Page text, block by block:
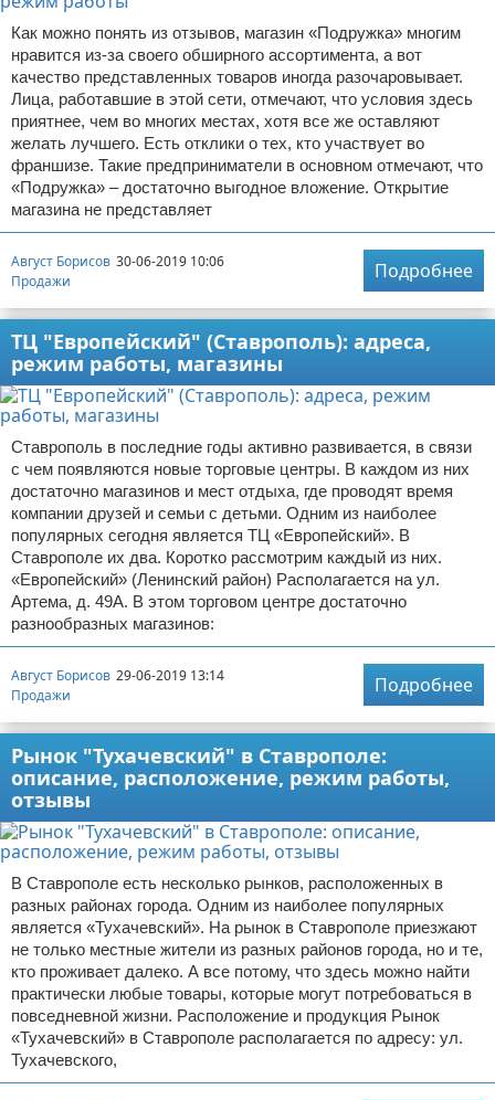
Как можно понять из отзывов, магазин «Подружка» многим
нравится из-за своего обширного ассортимента, а вот
качество представленных товаров иногда разочаровывает.
Лица, работавшие в этой сети, отмечают, что условия здесь
приятнее, чем во многих местах, хотя все же оставляют
желать лучшего. Есть отклики о тех, кто участвует во
франшизе. Такие предприниматели в основном отмечают, что
«Подружка» – достаточно выгодное вложение. Открытие
магазина не представляет
Август Борисов 30-06-2019 10:06
Продажи
Подробнее
ТЦ "Европейский" (Ставрополь): адреса,
режим работы, магазины
Ставрополь в последние годы активно развивается, в связи
с чем появляются новые торговые центры. В каждом из них
достаточно магазинов и мест отдыха, где проводят время
компании друзей и семьи с детьми. Одним из наиболее
популярных сегодня является ТЦ «Европейский». В
Ставрополе их два. Коротко рассмотрим каждый из них.
«Европейский» (Ленинский район) Располагается на ул.
Артема, д. 49А. В этом торговом центре достаточно
разнообразных магазинов:
Август Борисов 29-06-2019 13:14
Продажи
Подробнее
Рынок "Тухачевский" в Ставрополе:
описание, расположение, режим работы,
отзывы
В Ставрополе есть несколько рынков, расположенных в
разных районах города. Одним из наиболее популярных
является «Тухачевский». На рынок в Ставрополе приезжают
не только местные жители из разных районов города, но и те,
кто проживает далеко. А все потому, что здесь можно найти
практически любые товары, которые могут потребоваться в
повседневной жизни. Расположение и продукция Рынок
«Тухачевский» в Ставрополе располагается по адресу: ул.
Тухачевского,